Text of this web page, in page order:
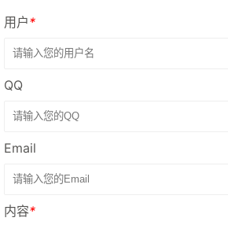
用户*
QQ
Email
内容*